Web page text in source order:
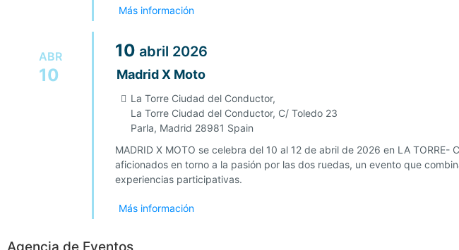
Más información
ABR
10
10 abril 2026
Madrid X Moto
La Torre Ciudad del Conductor,
La Torre Ciudad del Conductor, C/ Toledo 23
Parla, Madrid 28981 Spain
MADRID X MOTO se celebra del 10 al 12 de abril de 2026 en LA
aficionados en torno a la pasión por las dos ruedas, un evento que
experiencias participativas.
Más información
Agencia de Eventos